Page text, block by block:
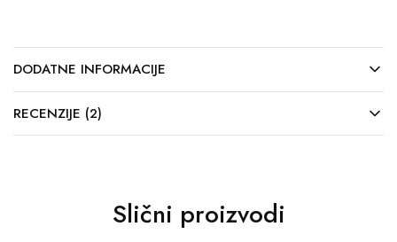
DODATNE INFORMACIJE
RECENZIJE (2)
Slični proizvodi